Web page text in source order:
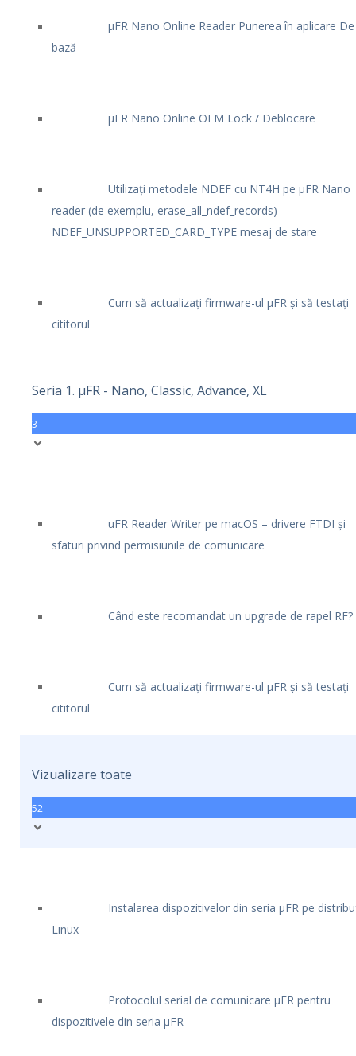
μFR Nano Online Reader Punerea în aplicare De
bază
μFR Nano Online OEM Lock / Deblocare
Utilizați metodele NDEF cu NT4H pe μFR Nano
reader (de exemplu, erase_all_ndef_records) –
NDEF_UNSUPPORTED_CARD_TYPE mesaj de stare
Cum să actualizați firmware-ul μFR și să testați
cititorul
Seria 1. μFR - Nano, Classic, Advance, XL
3
uFR Reader Writer pe macOS – drivere FTDI și
sfaturi privind permisiunile de comunicare
Când este recomandat un upgrade de rapel RF?
Cum să actualizați firmware-ul μFR și să testați
cititorul
Vizualizare toate
52
Instalarea dispozitivelor din seria μFR pe
Linux
Protocolul serial de comunicare μFR pentru
dispozitivele din seria μFR